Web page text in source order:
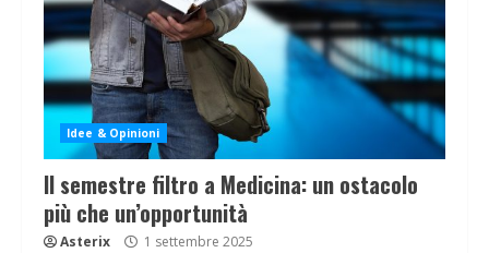
Idee & Opinioni
Il semestre filtro a Medicina: un ostacolo
più che un’opportunità
Asterix 1 settembre 2025